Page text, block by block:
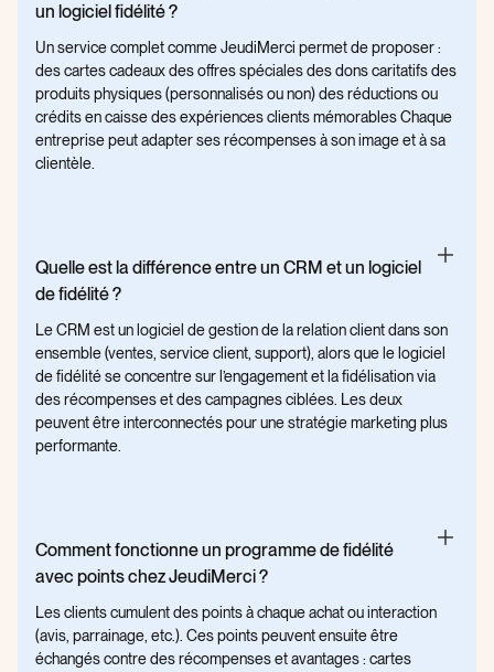
un logiciel fidélité ?
Un service complet comme JeudiMerci permet de proposer :
des cartes cadeaux des offres spéciales des dons caritatifs des
produits physiques (personnalisés ou non) des réductions ou
crédits en caisse des expériences clients mémorables Chaque
entreprise peut adapter ses récompenses à son image et à sa
clientèle.
Quelle est la différence entre un CRM et un logiciel
de fidélité ?
Le CRM est un logiciel de gestion de la relation client dans son
ensemble (ventes, service client, support), alors que le logiciel
de fidélité se concentre sur l’engagement et la fidélisation via
des récompenses et des campagnes ciblées. Les deux
peuvent être interconnectés pour une stratégie marketing plus
performante.
Comment fonctionne un programme de fidélité
avec points chez JeudiMerci ?
Les clients cumulent des points à chaque achat ou interaction
(avis, parrainage, etc.). Ces points peuvent ensuite être
échangés contre des récompenses et avantages : cartes